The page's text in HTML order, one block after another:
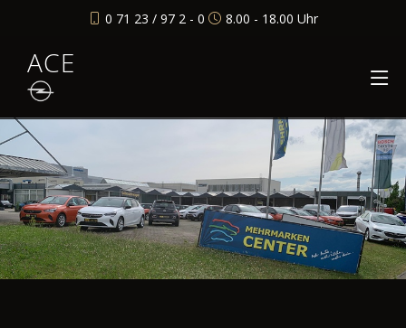
0 71 23 / 97 2 - 0 8.00 - 18.00 Uhr
ACE